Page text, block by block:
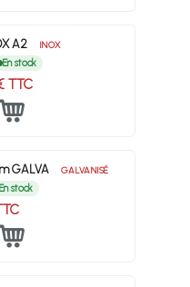
A2 INOX
En stock
TTC
GALVA GALVANISÉ
En stock